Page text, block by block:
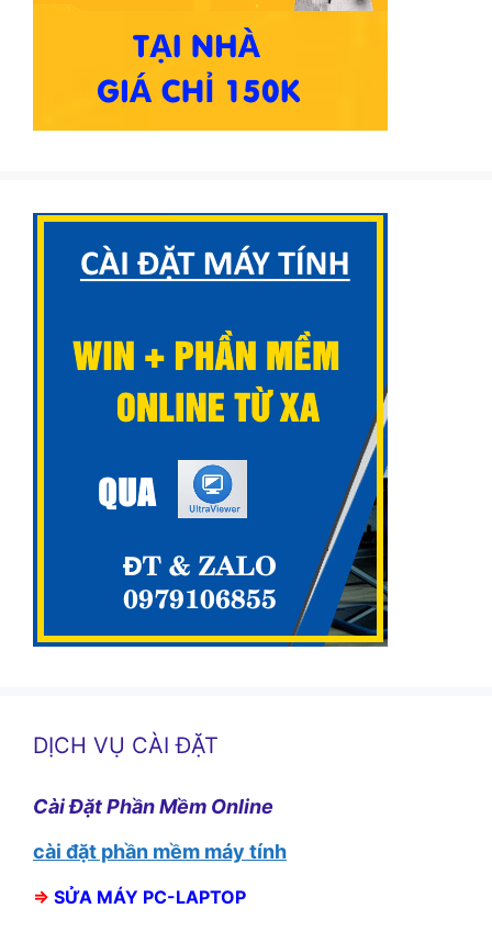
DỊCH VỤ CÀI ĐẶT
Cài Đặt Phần Mềm Online
cài đặt phần mềm máy tính
⇒ SỬA MÁY PC-LAPTOP